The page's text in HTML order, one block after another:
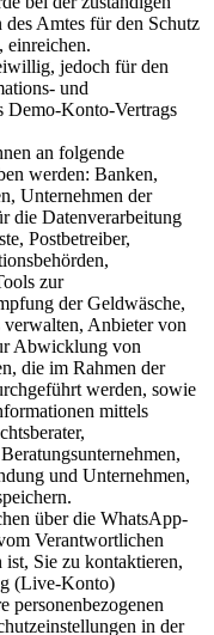
Amtes für den Schutz
einreichen.
jedoch für den
und
Demo-Konto-Vertrags
an folgende
werden: Banken,
Unternehmen der
die Datenverarbeitung
Postbetreiber,
zur
der Geldwäsche,
Anbieter von
Abwicklung von
die im Rahmen der
werden, sowie
mittels
und Unternehmen,
über die WhatsApp-
Verantwortlichen
Sie zu kontaktieren,
(Live-Konto)
personenbezogenen
in der